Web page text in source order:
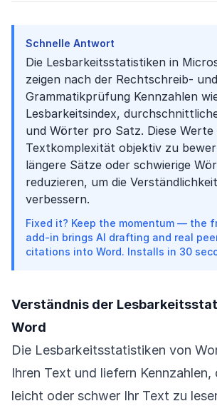
Schnelle Antwort
Die Lesbarkeitsstatistiken in
zeigen nach der Rechtschreib- und
Grammatikprüfung Kennzahlen
Lesbarkeitsindex,
und Wörter pro Satz. Diese Werte
Textkomplexität objektiv zu
längere Sätze oder schwierige
reduzieren, um die
verbessern.
Fixed it? Keep the momentum — the
add-in brings AI drafting and real
citations into Word. Installs in 30
Verständnis der
Word
Die Lesbarkeitsstatistiken von
Ihren Text und liefern
leicht oder schwer Ihr Text zu